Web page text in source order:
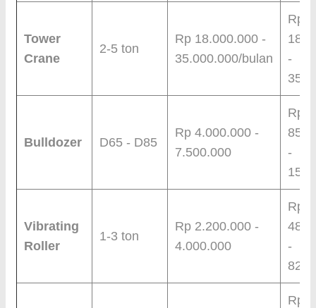
Tower
Crane
2-5 ton
Rp 18.000.000 -
35.000.000/bulan
Rp
-
Bulldozer D65 - D85
Rp 4.000.000 -
7.500.000
Rp
-
Vibrating
Roller
1-3 ton
Rp 2.200.000 -
4.000.000
Rp
-
Rp